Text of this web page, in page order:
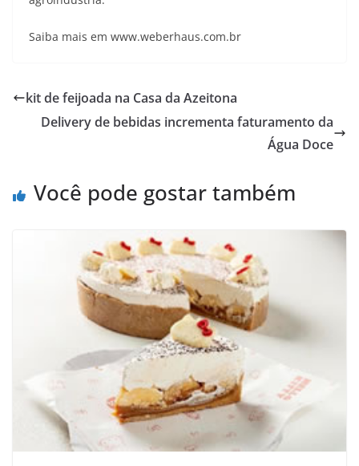
Saiba mais em www.weberhaus.com.br
kit de feijoada na Casa da Azeitona
Delivery de bebidas incrementa faturamento da
Água Doce
Você pode gostar também